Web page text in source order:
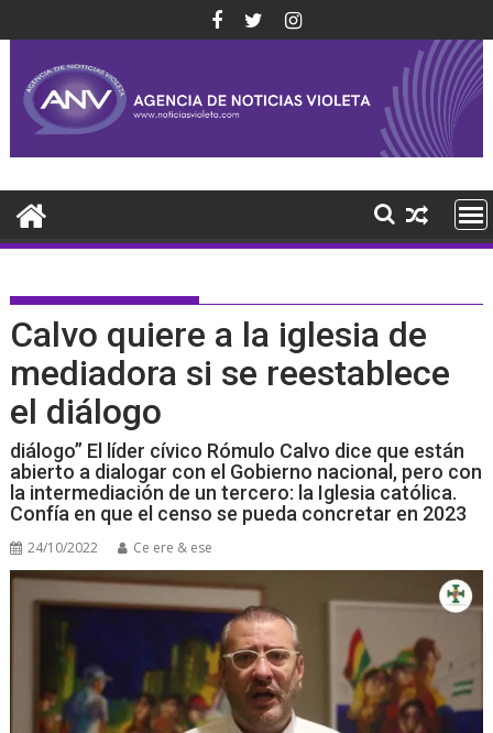
al
contenido
Calvo quiere a la iglesia de
mediadora si se reestablece
el diálogo
diálogo” El líder cívico Rómulo Calvo dice que están
abierto a dialogar con el Gobierno nacional, pero con
la intermediación de un tercero: la Iglesia católica.
Confía en que el censo se pueda concretar en 2023
24/10/2022 Ce ere & ese